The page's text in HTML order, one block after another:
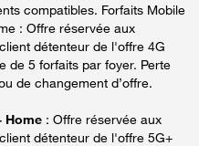
compatibles. Forfaits Mobile
: Offre réservée aux
détenteur de l'offre 4G
de 5 forfaits par foyer. Perte
de changement d’offre.
Home : Offre réservée aux
détenteur de l'offre 5G+